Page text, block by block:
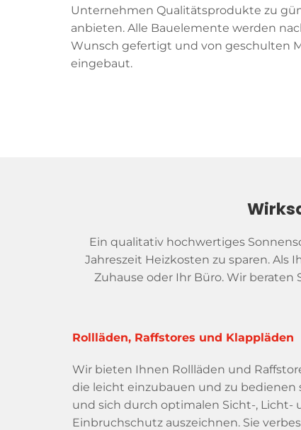
Unternehmen Qualitätsprodukte zu
anbieten. Alle Bauelemente werden
Wunsch gefertigt und von geschulten
eingebaut.
Ein qualitativ hochwertiges
Jahreszeit Heizkosten zu sparen.
Zuhause oder Ihr Büro. Wir
Rollläden, Raffstores und Klappläden
Wir bieten Ihnen Rollläden und
die leicht einzubauen und zu bedienen
und sich durch optimalen Sicht-, Licht-
Einbruchschutz auszeichnen. Sie